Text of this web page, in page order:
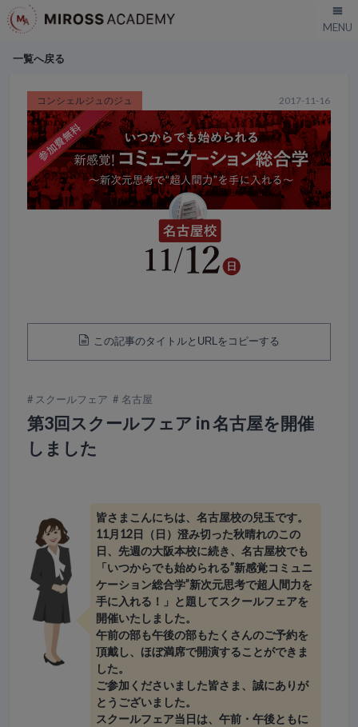
一覧へ戻る
2017-11-16
コンシェルジュのジュ
この記事のタイトルとURLをコピーする
スクールフェア 名古屋
第3回スクールフェア in 名古屋を開催
しました
皆さまこんにちは、名古屋校の兒玉です。
11月12日（日）澄み切った秋晴れのこの
日、先週の大阪本校に続き、名古屋校でも
「いつからでも始められる”新感覚コミュニ
ケーション総合学”新次元思考で超人間力を
手に入れる！」と題してスクールフェアを
開催いたしました。
午前の部も午後の部もたくさんのご予約を
頂戴し、ほぼ満席で開演することができま
した。
ご参加くださいました皆さま、誠にありが
とうございました。
スクールフェア当日は、午前・午後ともに